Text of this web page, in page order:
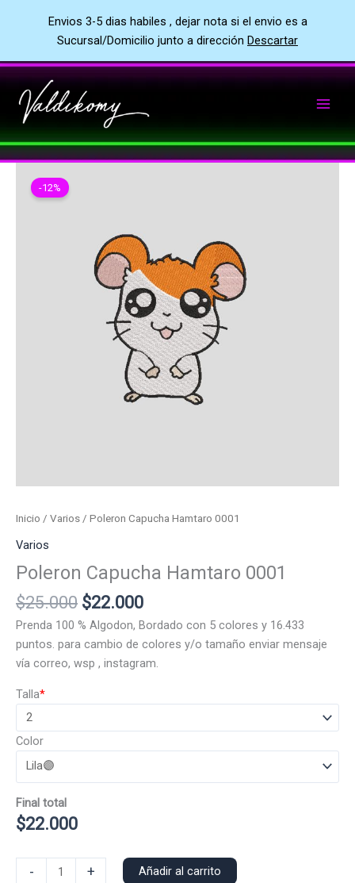
Envios 3-5 dias habiles , dejar nota si el envio es a
Sucursal/Domicilio junto a dirección Descartar
al
contenido
-12%
Inicio / Varios / Poleron Capucha Hamtaro 0001
Varios
Poleron Capucha Hamtaro 0001
$25.000 El
precio
original
era:
$22.000El
precio
actual
es:
Prenda 100 % Algodon, Bordado con 5 colores y 16.433
puntos. para cambio de colores y/o tamaño enviar mensaje
vía correo, wsp , instagram.
*
Talla
Color
Final total
$22.000
- + Añadir al carrito